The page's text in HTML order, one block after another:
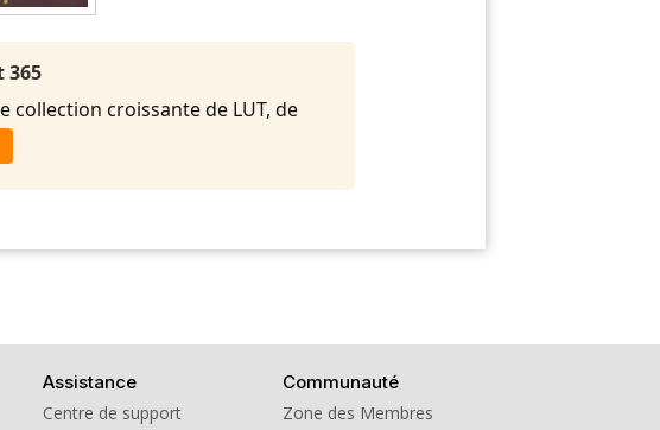
365
collection croissante de LUT, de
Assistance
Centre de support
Communauté
Zone des Membres